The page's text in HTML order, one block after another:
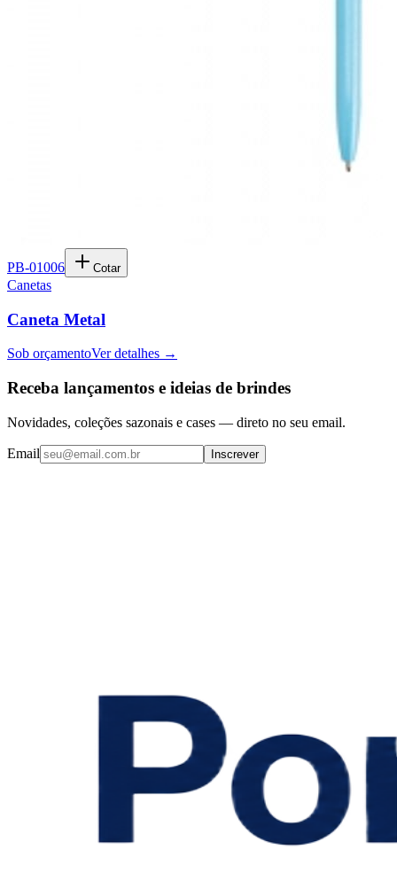
PB-01006 Cotar
Canetas
Caneta Metal
Sob orçamentoVer detalhes →
Receba lançamentos e ideias de brindes
Novidades, coleções sazonais e cases — direto no seu email.
Email Inscrever